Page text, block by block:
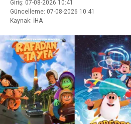
Giriş: 07-08-2026 10:41
Güncelleme: 07-08-2026 10:41
Kaynak: İHA